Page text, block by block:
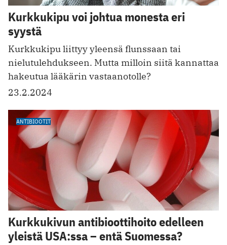
Kurkkukipu voi johtua monesta eri
syystä
Kurkkukipu liittyy yleensä flunssaan tai
nielutulehdukseen. Mutta milloin siitä kannattaa
hakeutua lääkärin vastaanotolle?
23.2.2024
ANTIBIOOTIT
Kurkkukivun antibioottihoito edelleen
yleistä USA:ssa – entä Suomessa?